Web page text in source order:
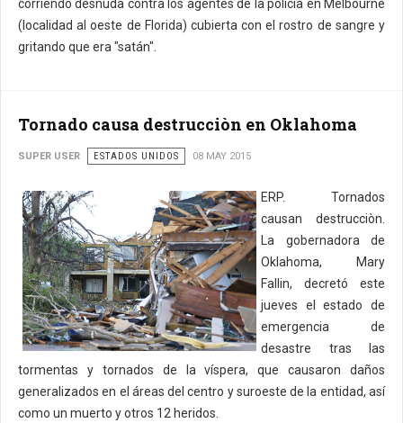
corriendo desnuda contra los agentes de la policía en Melbourne
(localidad al oeste de Florida) cubierta con el rostro de sangre y
gritando que era "satán".
Tornado causa destrucciòn en Oklahoma
SUPER USER ESTADOS UNIDOS 08 MAY 2015
ERP. Tornados
causan destrucciòn.
La gobernadora de
Oklahoma, Mary
Fallin, decretó este
jueves el estado de
emergencia de
desastre tras las
tormentas y tornados de la víspera, que causaron daños
generalizados en el áreas del centro y suroeste de la entidad, así
como un muerto y otros 12 heridos.